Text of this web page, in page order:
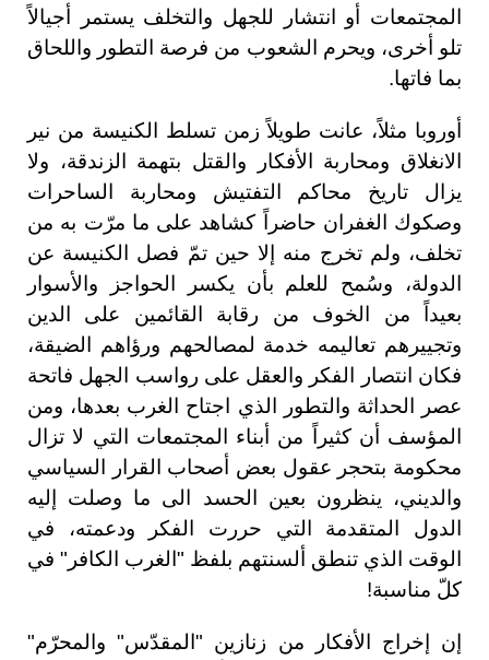
المجتمعات أو انتشار للجهل والتخلف يستمر أجيالاً
تلو أخرى، ويحرم الشعوب من فرصة التطور واللحاق
بما فاتها.
أوروبا مثلاً، عانت طويلاً زمن تسلط الكنيسة من نير
الانغلاق ومحاربة الأفكار والقتل بتهمة الزندقة، ولا
يزال تاريخ محاكم التفتيش ومحاربة الساحرات
وصكوك الغفران حاضراً كشاهد على ما مرّت به من
تخلف، ولم تخرج منه إلا حين تمّ فصل الكنيسة عن
الدولة، وسُمح للعلم بأن يكسر الحواجز والأسوار
بعيداً من الخوف من رقابة القائمين على الدين
وتجييرهم تعاليمه خدمة لمصالحهم ورؤاهم الضيقة،
فكان انتصار الفكر والعقل على رواسب الجهل فاتحة
عصر الحداثة والتطور الذي اجتاح الغرب بعدها، ومن
المؤسف أن كثيراً من أبناء المجتمعات التي لا تزال
محكومة بتحجر عقول بعض أصحاب القرار السياسي
والديني، ينظرون بعين الحسد الى ما وصلت إليه
الدول المتقدمة التي حررت الفكر ودعمته، في
الوقت الذي تنطق ألسنتهم بلفظ "الغرب الكافر" في
كلّ مناسبة!
إن إخراج الأفكار من زنازين "المقدّس" والمحرّم"